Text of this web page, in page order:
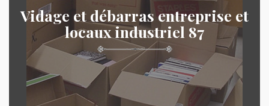
Vidage et débarras entreprise et
locaux industriel 87